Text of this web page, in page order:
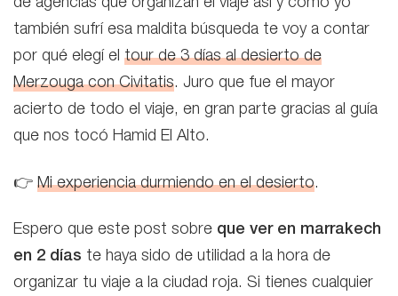
de agencias que organizan el viaje así y como yo
también sufrí esa maldita búsqueda te voy a contar
por qué elegí el tour de 3 días al desierto de
Merzouga con Civitatis. Juro que fue el mayor
acierto de todo el viaje, en gran parte gracias al guía
que nos tocó Hamid El Alto.
👉 Mi experiencia durmiendo en el desierto.
Espero que este post sobre que ver en marrakech
en 2 días te haya sido de utilidad a la hora de
organizar tu viaje a la ciudad roja. Si tienes cualquier